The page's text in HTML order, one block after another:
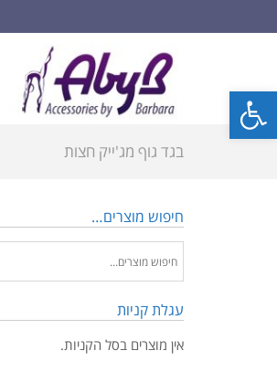
פתח סרגל נגישות
בגד גוף מג'ייק חצות
חיפוש מוצרים…
עגלת קניות
אין מוצרים בסל הקניות.